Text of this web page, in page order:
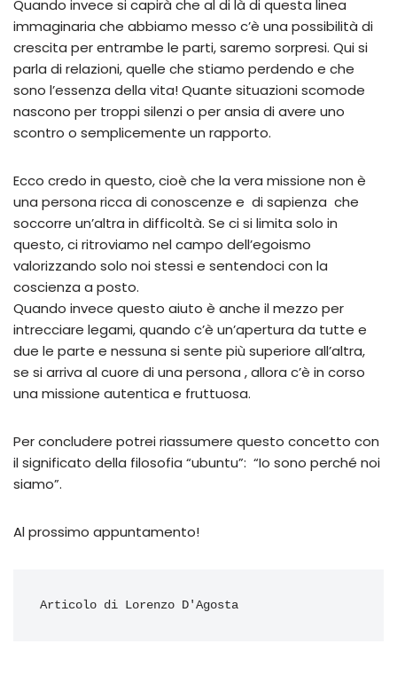
Quando invece si capirà che al di là di questa linea
immaginaria che abbiamo messo c’è una possibilità di
crescita per entrambe le parti, saremo sorpresi. Qui si
parla di relazioni, quelle che stiamo perdendo e che
sono l’essenza della vita! Quante situazioni scomode
nascono per troppi silenzi o per ansia di avere uno
scontro o semplicemente un rapporto.
Ecco credo in questo, cioè che la vera missione non è
una persona ricca di conoscenze e di sapienza che
soccorre un’altra in difficoltà. Se ci si limita solo in
questo, ci ritroviamo nel campo dell’egoismo
valorizzando solo noi stessi e sentendoci con la
coscienza a posto.
Quando invece questo aiuto è anche il mezzo per
intrecciare legami, quando c’è un’apertura da tutte e
due le parte e nessuna si sente più superiore all’altra,
se si arriva al cuore di una persona , allora c’è in corso
una missione autentica e fruttuosa.
Per concludere potrei riassumere questo concetto con
il significato della filosofia “ubuntu”: “Io sono perché noi
siamo”.
Al prossimo appuntamento!
Articolo di Lorenzo D'Agosta